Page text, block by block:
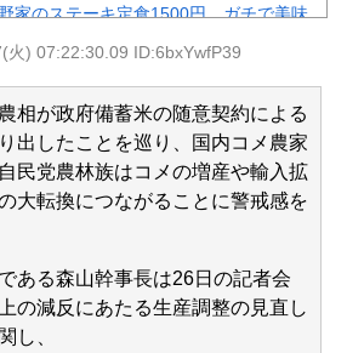
家のステーキ定食1500円、ガチで美味
えてはいけない植物」を小学校に植え
くと…「！？」衝撃の光景が・・・
して必死に頼んだらこうなるｗｗｗ
『若作りは痛い』発言にガル民激怒→
ｗｗ NEW!
スネハラ”謝罪ネタにガル民総ツッコミ
申告漏れ 乃木坂46運営会社の株式を
渡【ノース・リバー】【窪田康志】
申告漏れ 乃木坂46運営会社の株式を
渡【ノース・リバー】【窪田康志】
火) 07:22:30.09 ID:6bxYwfP39
相が政府備蓄米の随意契約による
出したことを巡り、国内コメ農家
民党農林族はコメの増産や輸入拡
大転換につながることに警戒感を
ある森山幹事長は26日の記者会
の減反にあたる生産調整の見直し
し、